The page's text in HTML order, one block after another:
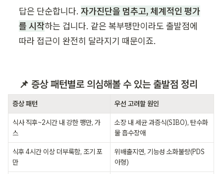
답은 단순합니다. 자가진단을 멈추고, 체계적인 평가
를 시작하는 겁니다. 같은 복부팽만이라도 출발점에
따라 접근이 완전히 달라지기 때문이죠.
📌 증상 패턴별로 의심해볼 수 있는 출발점 정리
증상 패턴 우선 고려할 원인
식사 직후~2시간 내 강한 팽만, 가
스
소장 내 세균 과증식(SIBO), 탄수화
물 흡수장애
식후 4시간 이상 더부룩함, 조기 포
만
위배출지연, 기능성 소화불량(PDS
아형)